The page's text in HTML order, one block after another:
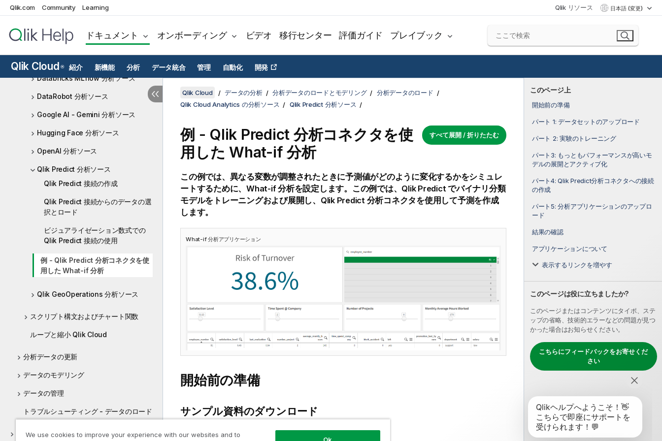
Qlik.com Community Learning Qlik リソース 日本語 (変更)
ドキュメント オンボーディング ビデオ 移行センター 評価ガイド プレイブック
Qlik Cloud ® 紹介 新機能 分析 データ統合 管理 自動化 開発
Amazon SageMaker analytics
Azure ML 分析ソース
Databricks MLflow 分析ソース
DataRobot 分析ソース
Google AI - Gemini 分析ソース
Hugging Face 分析ソース
OpenAI 分析ソース
Qlik Predict 分析ソース
Qlik Predict 接続の作成
Qlik Predict 接続からのデータの選
択とロード
ビジュアライゼーション数式での
Qlik Predict 接続の使用
例 - Qlik Predict 分析コネクタを使
用した What-if 分析
Qlik GeoOperations 分析ソース
スクリプト構文およびチャート関数
ループと縮小 Qlik Cloud
分析データの更新
データのモデリング
データの管理
トラブルシューティング - データのロード
分析用のデータと系列の提供
このページ上
開始前の準備
パート 1: データセットのアップロード
パート 2: 実験のトレーニング
パート3: もっともパフォーマンスが高いモ
デルの展開とアクティブ化
パート4: Qlik Predict分析コネクタへの接続
の作成
パート5: 分析アプリケーションのアップロ
ード
結果の確認
アプリケーションについて
表示するリンクを増やす
このページは役に立ちましたか?
このページまたはコンテンツにタイポ、ステ
ップの省略、技術的エラーなどの問題が見つ
かった場合はお知らせください。
こちらにフィードバックをお寄せくだ
さい
Qlik Cloud データの分析 分析データのロードとモデリング
分析データのロード
Qlik Cloud Analytics の分析ソース
Qlik Predict 分析ソース
すべて展開 / 折りたたむ
例 - Qlik Predict 分析コネクタを使
用した What-if 分析
この例では、異なる変数が調整されたときに予測値がどのように変化するかをシミュレ
ートするために、What-if 分析を設定します。この例では、 Qlik Predictでバイナリ分類
モデルをトレーニングおよび展開し、 Qlik Predict分析コネクタを使用して予測を作成
します。
What-if 分析アプリケーション
開始前の準備
サンプル資料のダウンロード
サンプル リソースを以下からダウンロードしてください。
We use cookies to improve your experience with our websites and to